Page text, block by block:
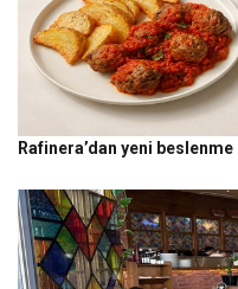
Rafinera’dan yeni